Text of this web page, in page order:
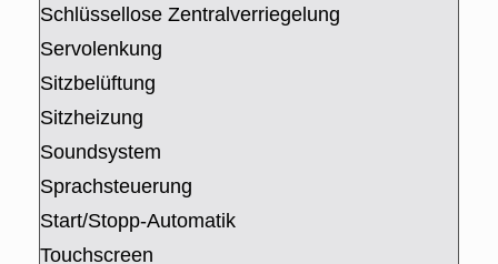
Schlüssellose Zentralverriegelung
Servolenkung
Sitzbelüftung
Sitzheizung
Soundsystem
Sprachsteuerung
Start/Stopp-Automatik
Touchscreen